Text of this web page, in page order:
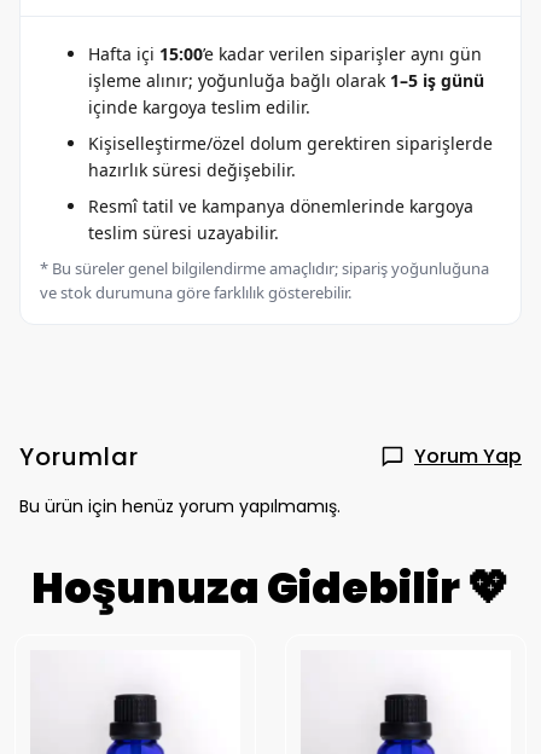
Hafta içi 15:00’e kadar verilen siparişler aynı gün
işleme alınır; yoğunluğa bağlı olarak 1–5 iş günü
içinde kargoya teslim edilir.
Kişiselleştirme/özel dolum gerektiren siparişlerde
hazırlık süresi değişebilir.
Resmî tatil ve kampanya dönemlerinde kargoya
teslim süresi uzayabilir.
* Bu süreler genel bilgilendirme amaçlıdır; sipariş yoğunluğuna
ve stok durumuna göre farklılık gösterebilir.
Yorumlar Yorum Yap
Bu ürün için henüz yorum yapılmamış.
Hoşunuza Gidebilir 💖